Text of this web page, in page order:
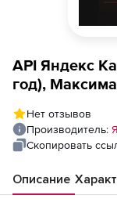
API Яндекс
год),
до 300000
Нет отзывов
Производитель:
Скопировать
Описание